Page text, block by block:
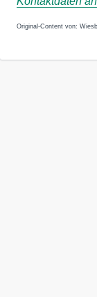
Original-Content von: